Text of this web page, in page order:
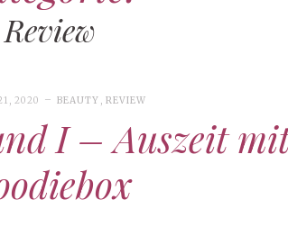
Review
2020 BEAUTY , REVIEW
I – Auszeit